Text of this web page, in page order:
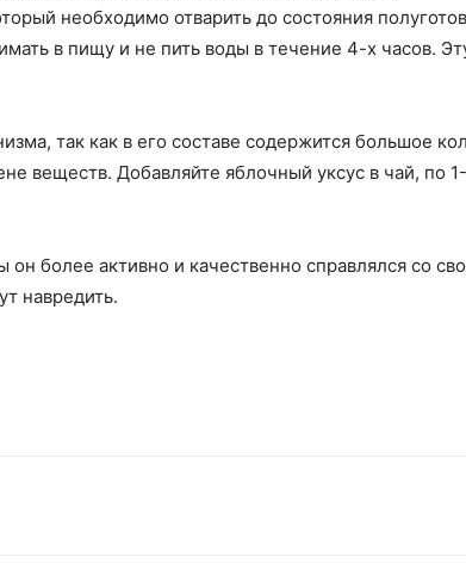
необходимо отварить до состояния
в пищу и не пить воды в течение 4-х часов.
так как в его составе содержится большое
веществ. Добавляйте яблочный уксус в чай, по
более активно и качественно справлялся со
навредить.